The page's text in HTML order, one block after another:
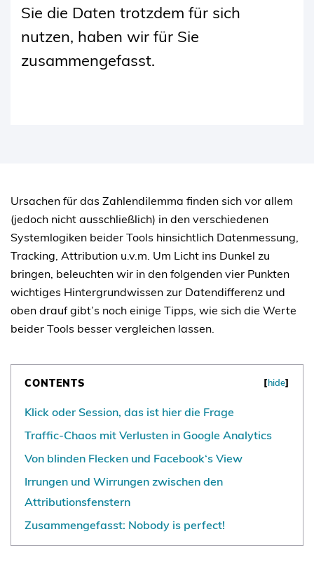
Sie die Daten trotzdem für sich
nutzen, haben wir für Sie
zusammengefasst.
Ursachen für das Zahlendilemma finden sich vor allem
(jedoch nicht ausschließlich) in den verschiedenen
Systemlogiken beider Tools hinsichtlich Datenmessung,
Tracking, Attribution u.v.m. Um Licht ins Dunkel zu
bringen, beleuchten wir in den folgenden vier Punkten
wichtiges Hintergrundwissen zur Datendifferenz und
oben drauf gibt’s noch einige Tipps, wie sich die Werte
beider Tools besser vergleichen lassen.
CONTENTS [hide]
Klick oder Session, das ist hier die Frage
Traffic-Chaos mit Verlusten in Google Analytics
Von blinden Flecken und Facebook‘s View
Irrungen und Wirrungen zwischen den
Attributionsfenstern
Zusammengefasst: Nobody is perfect!